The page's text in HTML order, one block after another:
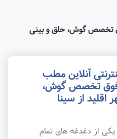
تخصص گوش، حلق و بینی
آنلاین مطب
تخصص گوش،
از سینا
از دغدغه های تمام